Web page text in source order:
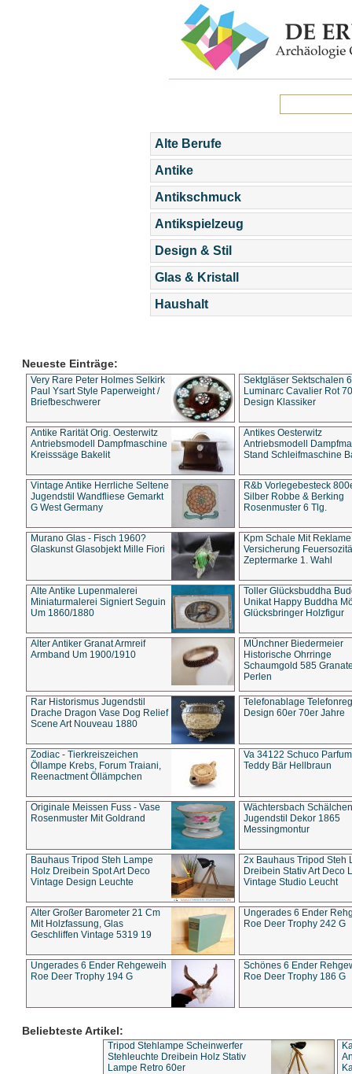
Alte Berufe
Antike
Antikschmuck
Antikspielzeug
Design & Stil
Glas & Kristall
Haushalt
Neueste Einträge:
Very Rare Peter Holmes Selkirk
Paul Ysart Style Paperweight /
Briefbeschwerer
Sektgläser Sektschalen
Luminarc Cavalier Rot
Design Klassiker
Antike Rarität Orig. Oesterwitz
Antriebsmodell Dampfmaschine
Kreisssäge Bakelit
Antikes Oesterwitz
Antriebsmodell
Stand Schleifmaschine
Vintage Antike Herrliche Seltene
Jugendstil Wandfliese Gemarkt
G West Germany
R&b Vorlegebesteck
Silber Robbe & Berking
Rosenmuster 6 Tlg.
Murano Glas - Fisch 1960?
Glaskunst Glasobjekt Mille Fiori
Kpm Schale Mit Reklame
Versicherung
Zeptermarke 1. Wahl
Alte Antike Lupenmalerei
Miniaturmalerei Signiert Seguin
Um 1860/1880
Toller Glücksbuddha
Unikat Happy Buddha
Glücksbringer Holzfigur
Alter Antiker Granat Armreif
Armband Um 1900/1910
MÜnchner Biedermeier
Historische Ohrringe
Schaumgold 585
Perlen
Rar Historismus Jugendstil
Drache Dragon Vase Dog Relief
Scene Art Nouveau 1880
Telefonablage
Design 60er 70er Jahre
Zodiac - Tierkreiszeichen
Öllampe Krebs, Forum Traiani,
Reenactment Öllämpchen
Va 34122 Schuco
Teddy Bär Hellbraun
Originale Meissen Fuss - Vase
Rosenmuster Mit Goldrand
Wächtersbach Schälchen
Jugendstil Dekor 1865
Messingmontur
Bauhaus Tripod Steh Lampe
Holz Dreibein Spot Art Deco
Vintage Design Leuchte
2x Bauhaus Tripod Steh
Dreibein Stativ Art Deco
Vintage Studio Leucht
Alter Großer Barometer 21 Cm
Mit Holzfassung, Glas
Geschliffen Vintage 5319 19
Ungerades 6 Ender
Roe Deer Trophy 242 G
Ungerades 6 Ender Rehgeweih
Roe Deer Trophy 194 G
Schönes 6 Ender
Roe Deer Trophy 186 G
Beliebteste Artikel:
Tripod Stehlampe Scheinwerfer
Stehleuchte Dreibein Holz Stativ
Lampe Retro 60er